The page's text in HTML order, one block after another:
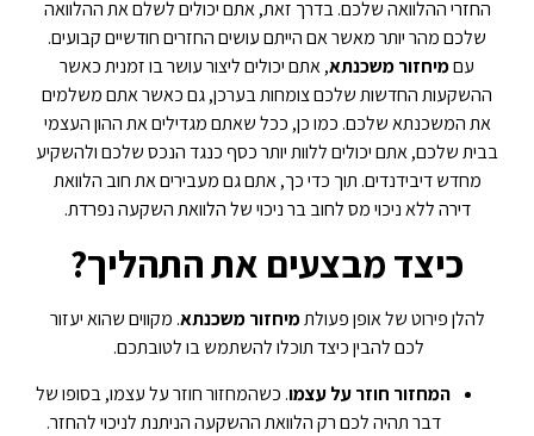
החזרי ההלוואה שלכם. בדרך זאת, אתם יכולים לשלם את ההלוואה
שלכם מהר יותר מאשר אם הייתם עושים החזרים חודשיים קבועים.
עםמיחזור משכנתא, אתם יכולים ליצור עושר בו זמנית כאשר
ההשקעות החדשות שלכם צומחות בערכן, גם כאשר אתם משלמים
את המשכנתא שלכם. כמו כן, ככל שאתם מגדילים את ההון העצמי
בבית שלכם, אתם יכולים ללוות יותר כסף כנגד הנכס שלכם ולהשקיע
מחדש דיבידנדים. תוך כדי כך, אתם גם מעבירים את חוב הלוואת
דירה ללא ניכוי מס לחוב בר ניכוי של הלוואת השקעה נפרדת.
כיצד מבצעים את התהליך?
להלן פירוט של אופן פעולתמיחזור משכנתא. מקווים שהוא יעזור
לכם להבין כיצד תוכלו להשתמש בו לטובתכם.
המחזור חוזר על עצמו. כשהמחזור חוזר על עצמו, בסופו של
דבר תהיה לכם רק הלוואת ההשקעה הניתנת לניכוי להחזר.